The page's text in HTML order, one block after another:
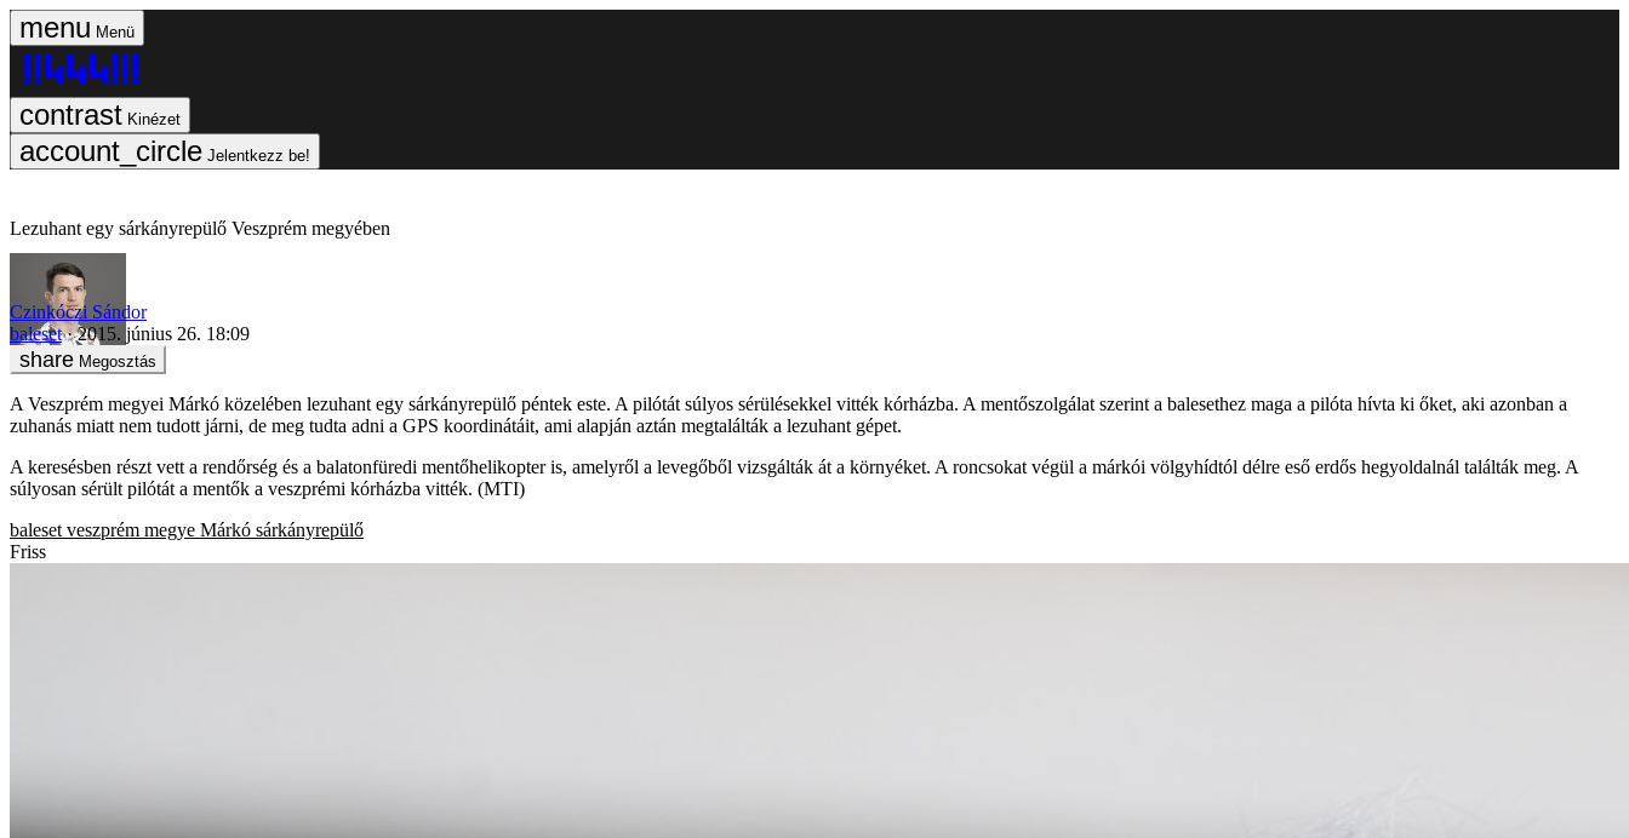
Menü
Kinézet
Jelentkezz be!
Lezuhant egy sárkányrepülő Veszprém megyében
Czinkóczi Sándor
baleset
2015. június 26. 18:09
Megosztás
A Veszprém megyei Márkó közelében lezuhant egy sárkányrepülő péntek este. A pilótát súlyos sérülésekkel vitték kórházba. A mentőszolgálat szerint a balesethez maga a pilóta hívta ki őket, aki azonban a
zuhanás miatt nem tudott járni, de meg tudta adni a GPS koordinátáit, ami alapján aztán megtalálták a lezuhant gépet.
A keresésben részt vett a rendőrség és a balatonfüredi mentőhelikopter is, amelyről a levegőből vizsgálták át a környéket. A roncsokat végül a márkói völgyhídtól délre eső erdős hegyoldalnál találták meg. A
súlyosan sérült pilótát a mentők a veszprémi kórházba vitték. (MTI)
baleset veszprém megye Márkó sárkányrepülő
Friss